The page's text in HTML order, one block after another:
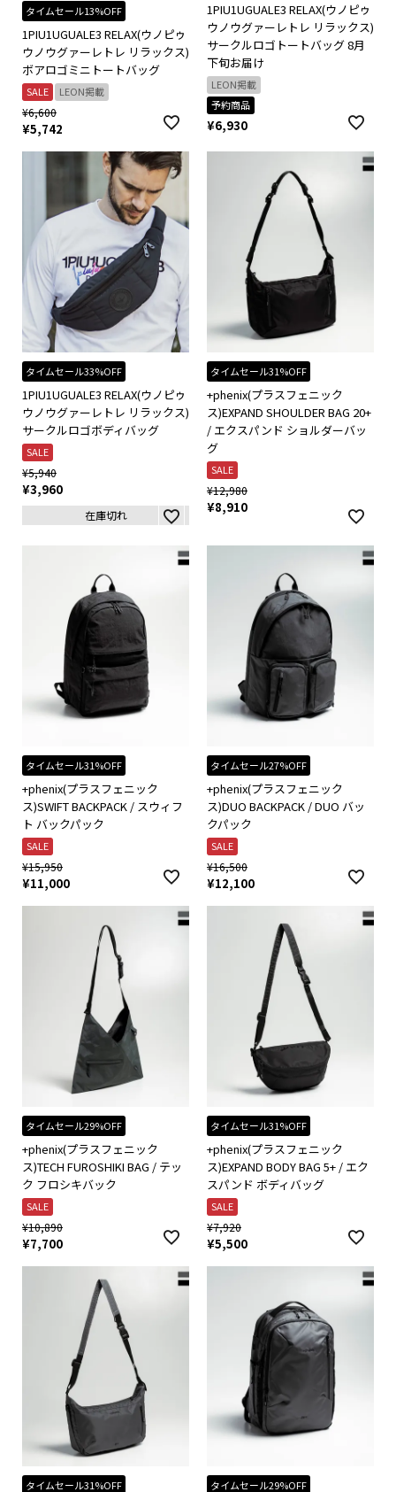
タイムセール13%OFF
1PIU1UGUALE3 RELAX(ウノピゥ
ウノウグァーレトレ リラックス)
ボアロゴミニトートバッグ
SALE LEON掲載
¥6,600
¥5,742
1PIU1UGUALE3 RELAX(ウノピゥ
ウノウグァーレトレ リラックス)
サークルロゴトートバッグ 8月
下旬お届け
LEON掲載
予約商品
¥6,930
タイムセール33%OFF
1PIU1UGUALE3 RELAX(ウノピゥ
ウノウグァーレトレ リラックス)
サークルロゴボディバッグ
SALE
¥5,940
¥3,960
在庫切れ
タイムセール31%OFF
+phenix(プラスフェニック
ス)EXPAND SHOULDER BAG 20+
/ エクスパンド ショルダーバッ
グ
SALE
¥12,980
¥8,910
タイムセール31%OFF
+phenix(プラスフェニック
ス)SWIFT BACKPACK / スウィフ
ト バックパック
SALE
¥15,950
¥11,000
タイムセール27%OFF
+phenix(プラスフェニック
ス)DUO BACKPACK / DUO バッ
クパック
SALE
¥16,500
¥12,100
タイムセール29%OFF
+phenix(プラスフェニック
ス)TECH FUROSHIKI BAG / テッ
ク フロシキバック
SALE
¥10,890
¥7,700
タイムセール31%OFF
+phenix(プラスフェニック
ス)EXPAND BODY BAG 5+ / エク
スパンド ボディバッグ
SALE
¥7,920
¥5,500
タイムセール31%OFF タイムセール29%OFF